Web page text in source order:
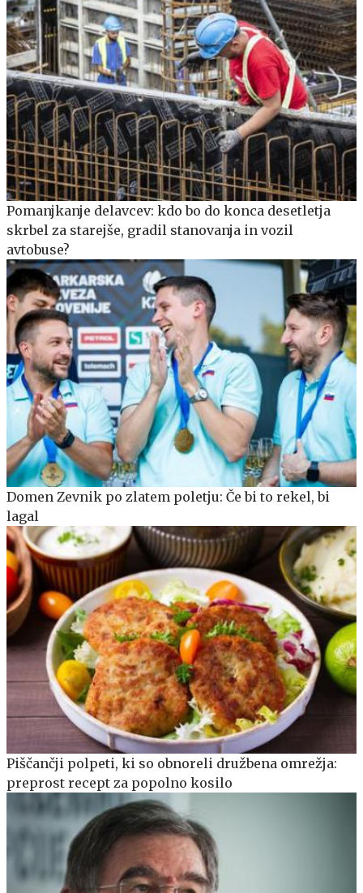
Pomanjkanje delavcev: kdo bo do konca desetletja
skrbel za starejše, gradil stanovanja in vozil
avtobuse?
Domen Zevnik po zlatem poletju: Če bi to rekel, bi
lagal
Piščančji polpeti, ki so obnoreli družbena omrežja:
preprost recept za popolno kosilo